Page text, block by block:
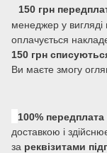
150 грн
менеджер у вигляді
оплачується
150 грн
Ви маєте змогу
100% передплата
доставкою і
за реквізитами